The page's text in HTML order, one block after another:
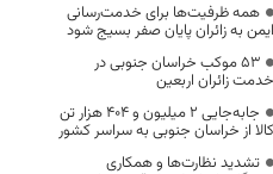
همه ظرفیت‌ها برای خدمت‌رسانی
ایمن به زائران پایان صفر بسیج شود
53 موکب خراسان جنوبی در
خدمت زائران اربعین
جابه‌جایی 2 میلیون و 404 هزار تن
کالا از خراسان جنوبی به سراسر کشور
تشدید نظارت‌ها و همکاری